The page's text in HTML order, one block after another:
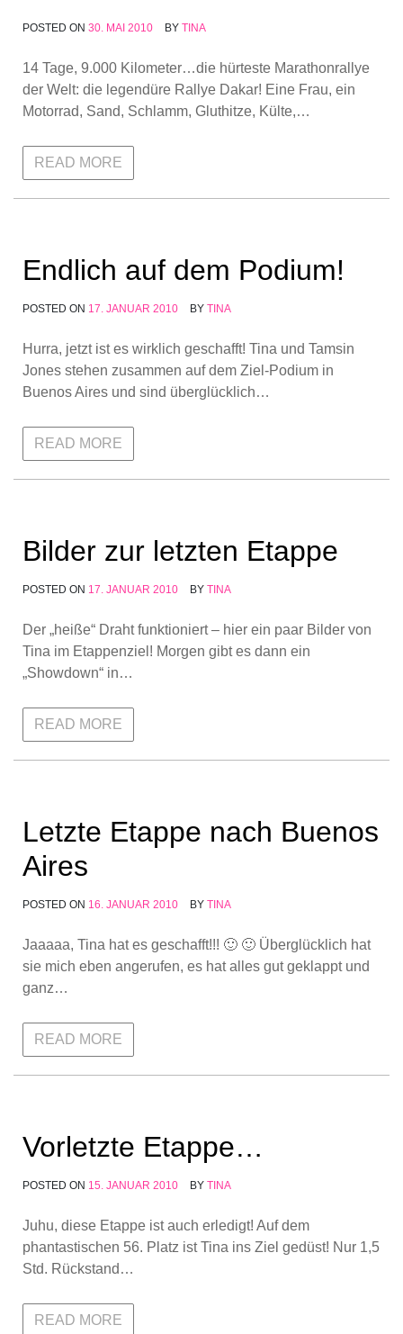
POSTED ON 30. MAI 2010 BY TINA
14 Tage, 9.000 Kilometer…die hürteste Marathonrallye
der Welt: die legendüre Rallye Dakar! Eine Frau, ein
Motorrad, Sand, Schlamm, Gluthitze, Külte,…
READ MORE
Endlich auf dem Podium!
POSTED ON 17. JANUAR 2010 BY TINA
Hurra, jetzt ist es wirklich geschafft! Tina und Tamsin
Jones stehen zusammen auf dem Ziel-Podium in
Buenos Aires und sind überglücklich…
READ MORE
Bilder zur letzten Etappe
POSTED ON 17. JANUAR 2010 BY TINA
Der „heiße“ Draht funktioniert – hier ein paar Bilder von
Tina im Etappenziel! Morgen gibt es dann ein
„Showdown“ in…
READ MORE
Letzte Etappe nach Buenos
Aires
POSTED ON 16. JANUAR 2010 BY TINA
Jaaaaa, Tina hat es geschafft!!! 🙂 🙂 Überglücklich hat
sie mich eben angerufen, es hat alles gut geklappt und
ganz…
READ MORE
Vorletzte Etappe…
POSTED ON 15. JANUAR 2010 BY TINA
Juhu, diese Etappe ist auch erledigt! Auf dem
phantastischen 56. Platz ist Tina ins Ziel gedüst! Nur 1,5
Std. Rückstand…
READ MORE